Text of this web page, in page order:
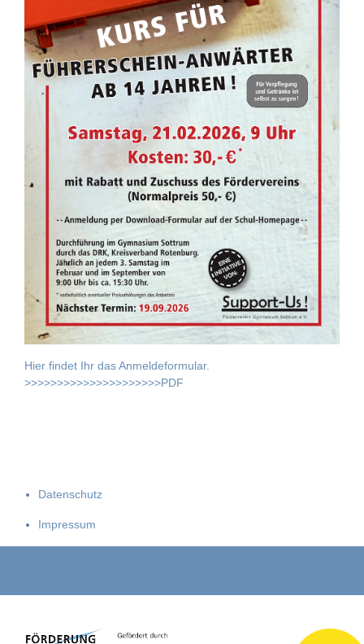
Hier findet Ihr das Anmeldeformular.
>>>>>>>>>>>>>>>>>>>>>PDF
Datenschutz
Impressum